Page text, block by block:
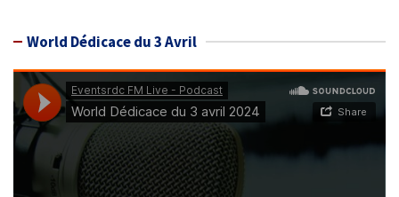
World Dédicace du 3 Avril